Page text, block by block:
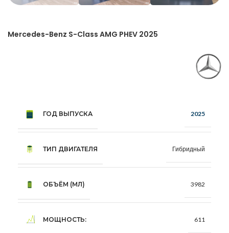
Mercedes-Benz S-Class AMG PHEV 2025
ГОД ВЫПУСКА 2025
ТИП ДВИГАТЕЛЯ Гибридный
ОБЪЁМ (МЛ) 3982
МОЩНОСТЬ: 611